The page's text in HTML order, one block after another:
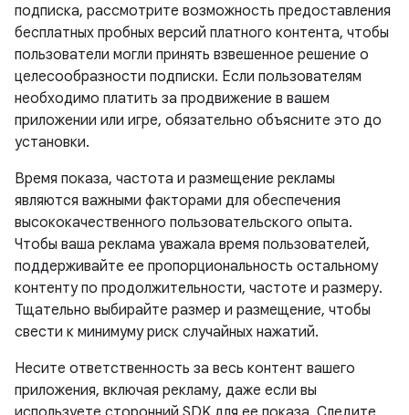
подписка, рассмотрите возможность предоставления
бесплатных пробных версий платного контента, чтобы
пользователи могли принять взвешенное решение о
целесообразности подписки. Если пользователям
необходимо платить за продвижение в вашем
приложении или игре, обязательно объясните это до
установки.
Время показа, частота и размещение рекламы
являются важными факторами для обеспечения
высококачественного пользовательского опыта.
Чтобы ваша реклама уважала время пользователей,
поддерживайте ее пропорциональность остальному
контенту по продолжительности, частоте и размеру.
Тщательно выбирайте размер и размещение, чтобы
свести к минимуму риск случайных нажатий.
Несите ответственность за весь контент вашего
приложения, включая рекламу, даже если вы